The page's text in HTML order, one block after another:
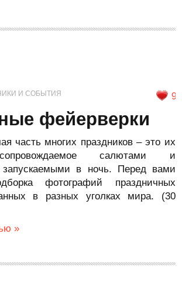
И СОБЫТИЯ 9
фейерверки
часть многих праздников – это их
салютами и
запускаемыми в ночь. Перед вами
фотографий праздничных
в разных уголках мира. (30
»